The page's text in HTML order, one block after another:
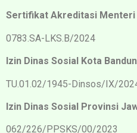
Sertifikat Akreditasi Menteri
0783.SA-LKS.B/2024
Izin Dinas Sosial Kota
TU.01.02/1945-Dinsos/IX/
Izin Dinas Sosial Provinsi
062/226/PPSKS/00/2023